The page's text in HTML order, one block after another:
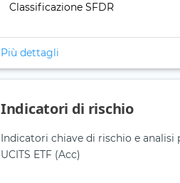
Classificazione SFDR
Più dettagli
Indicatori di rischio
Indicatori chiave di rischio e analisi
UCITS ETF (Acc)